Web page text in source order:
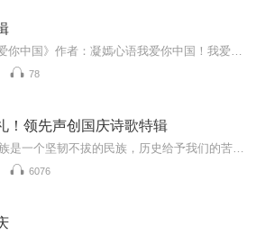
78
！领先声创国庆诗歌特辑
6076